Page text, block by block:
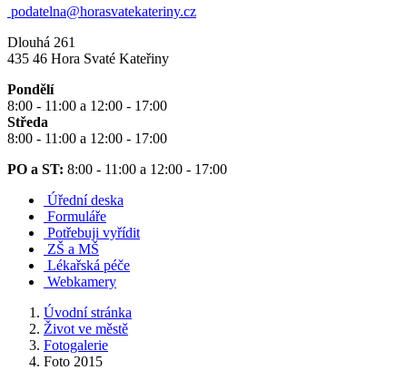
podatelna@horasvatekateriny.cz
Dlouhá 261
435 46 Hora Svaté Kateřiny
Pondělí
8:00 - 11:00 a 12:00 - 17:00
Středa
8:00 - 11:00 a 12:00 - 17:00
PO a ST: 8:00 - 11:00 a 12:00 - 17:00
Úřední deska
Formuláře
Potřebuji vyřídit
ZŠ a MŠ
Lékařská péče
Webkamery
Úvodní stránka
Život ve městě
Fotogalerie
Foto 2015